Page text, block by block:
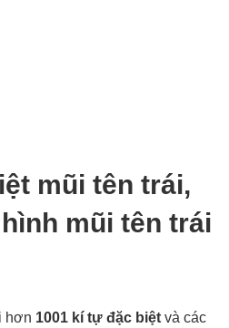
mũi tên trái,
mũi tên trái
hơn 1001 kí tự đặc biệt và các